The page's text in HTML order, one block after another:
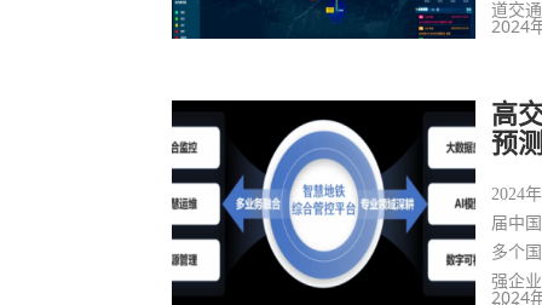
道交
2024
高
预
2024
届中
多个
强企
2024